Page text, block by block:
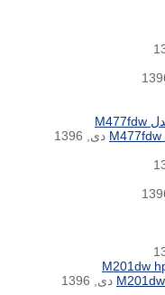
دی, 1396
دی, 1396